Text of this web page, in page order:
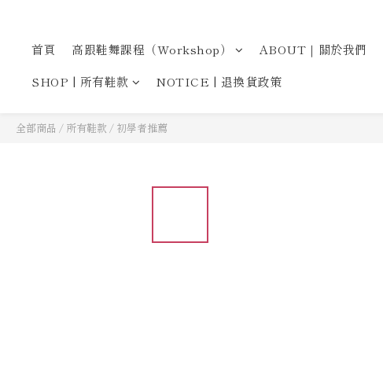
首頁 高跟鞋舞課程（Workshop） ABOUT｜關於我們
SHOP | 所有鞋款
NOTICE | 退換貨政策
全部商品 / 所有鞋款 / 初學者推薦